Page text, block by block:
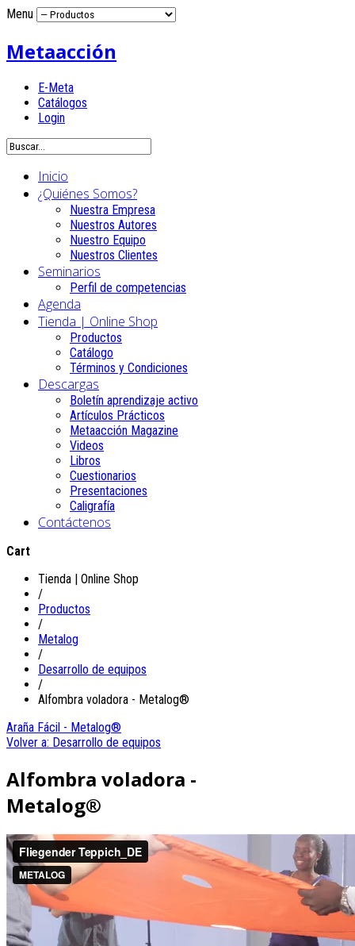
Menu
Metaacción
E-Meta
Catálogos
Login
Inicio
¿Quiénes Somos?
Nuestra Empresa
Nuestros Autores
Nuestro Equipo
Nuestros Clientes
Seminarios
Perfil de competencias
Agenda
Tienda | Online Shop
Productos
Catálogo
Términos y Condiciones
Descargas
Boletín aprendizaje activo
Artículos Prácticos
Metaacción Magazine
Videos
Libros
Cuestionarios
Presentaciones
Caligrafía
Contáctenos
Cart
Tienda | Online Shop
/
Productos
/
Metalog
/
Desarrollo de equipos
/
Alfombra voladora - Metalog®
Araña Fácil - Metalog®
Volver a: Desarrollo de equipos
Alfombra voladora -
Metalog®